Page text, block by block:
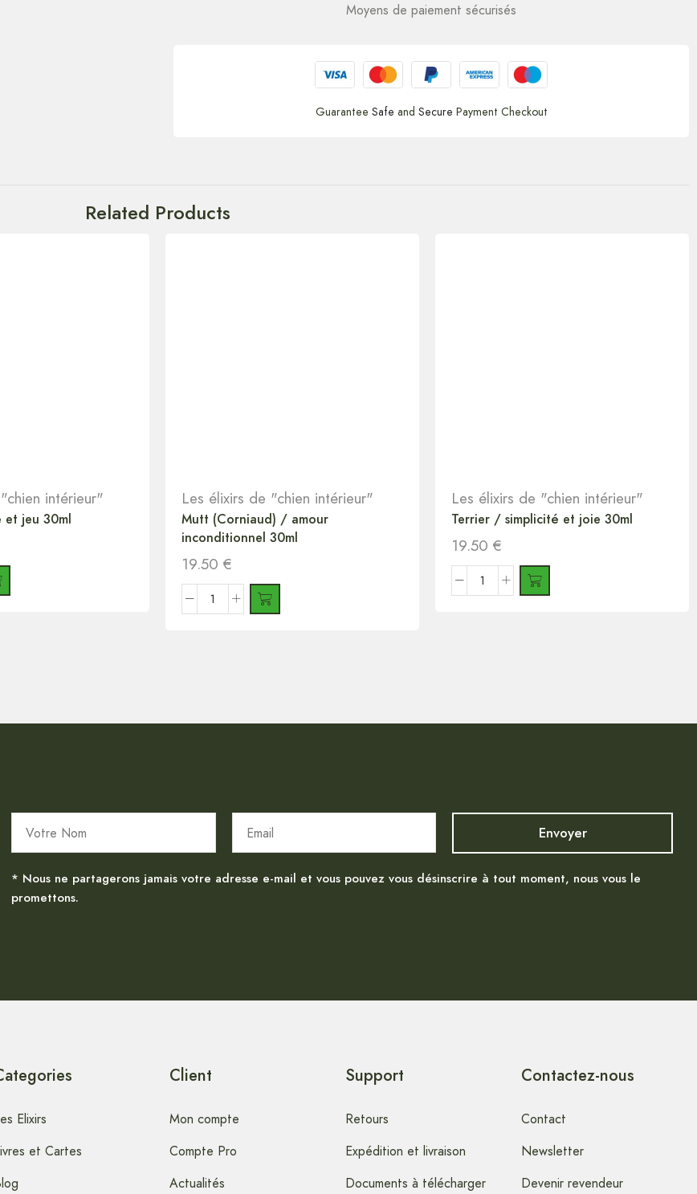
Moyens de paiement sécurisés
Guarantee Safe and Secure Payment Checkout
Related Products
intérieur"
jeu 30ml
Les élixirs de "chien intérieur"
Mutt (Corniaud) / amour
inconditionnel 30ml
19.50 €
Les élixirs de "chien intérieur"
Terrier / simplicité et joie 30ml
19.50 €
* Nous ne partagerons jamais votre adresse e-mail et vous pouvez vous désinscrire à tout moment, nous vous le
promettons.
Elixirs
et Cartes
Client
Mon compte
Compte Pro
Actualités
Support
Retours
Expédition et livraison
Documents à télécharger
Contactez-nous
Contact
Newsletter
Devenir revendeur